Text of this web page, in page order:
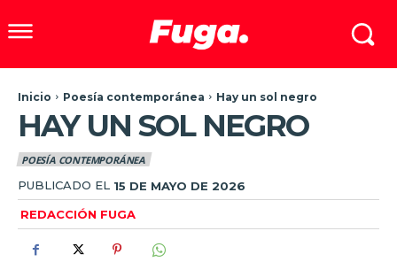
Inicio Poesía contemporánea Hay un sol negro
HAY UN SOL NEGRO
POESÍA CONTEMPORÁNEA
PUBLICADO EL 15 DE MAYO DE 2026
REDACCIÓN FUGA